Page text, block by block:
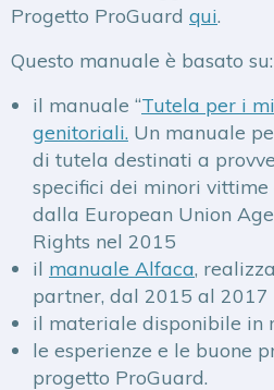
Progetto ProGuard qui.
Questo manuale è basato su:
il manuale “Tutela per i
genitoriali. Un manuale
di tutela destinati a
specifici dei minori
dalla European Union
Rights nel 2015
il manuale Alfaca,
partner, dal 2015 al 2017
il materiale disponibile in
le esperienze e le buone
progetto ProGuard.